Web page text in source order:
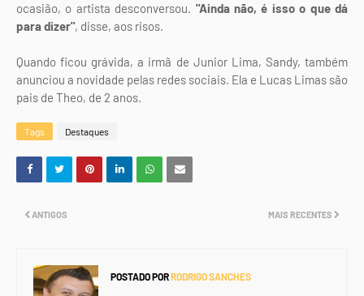
ocasião, o artista desconversou. "Ainda não, é isso o que dá
para dizer", disse, aos risos.
Quando ficou grávida, a irmã de Junior Lima, Sandy, também
anunciou a novidade pelas redes sociais. Ela e Lucas Limas são
pais de Theo, de 2 anos.
Tags Destaques
MAIS RECENTES
ANTIGOS
POSTADO PORRODRIGO SANCHES